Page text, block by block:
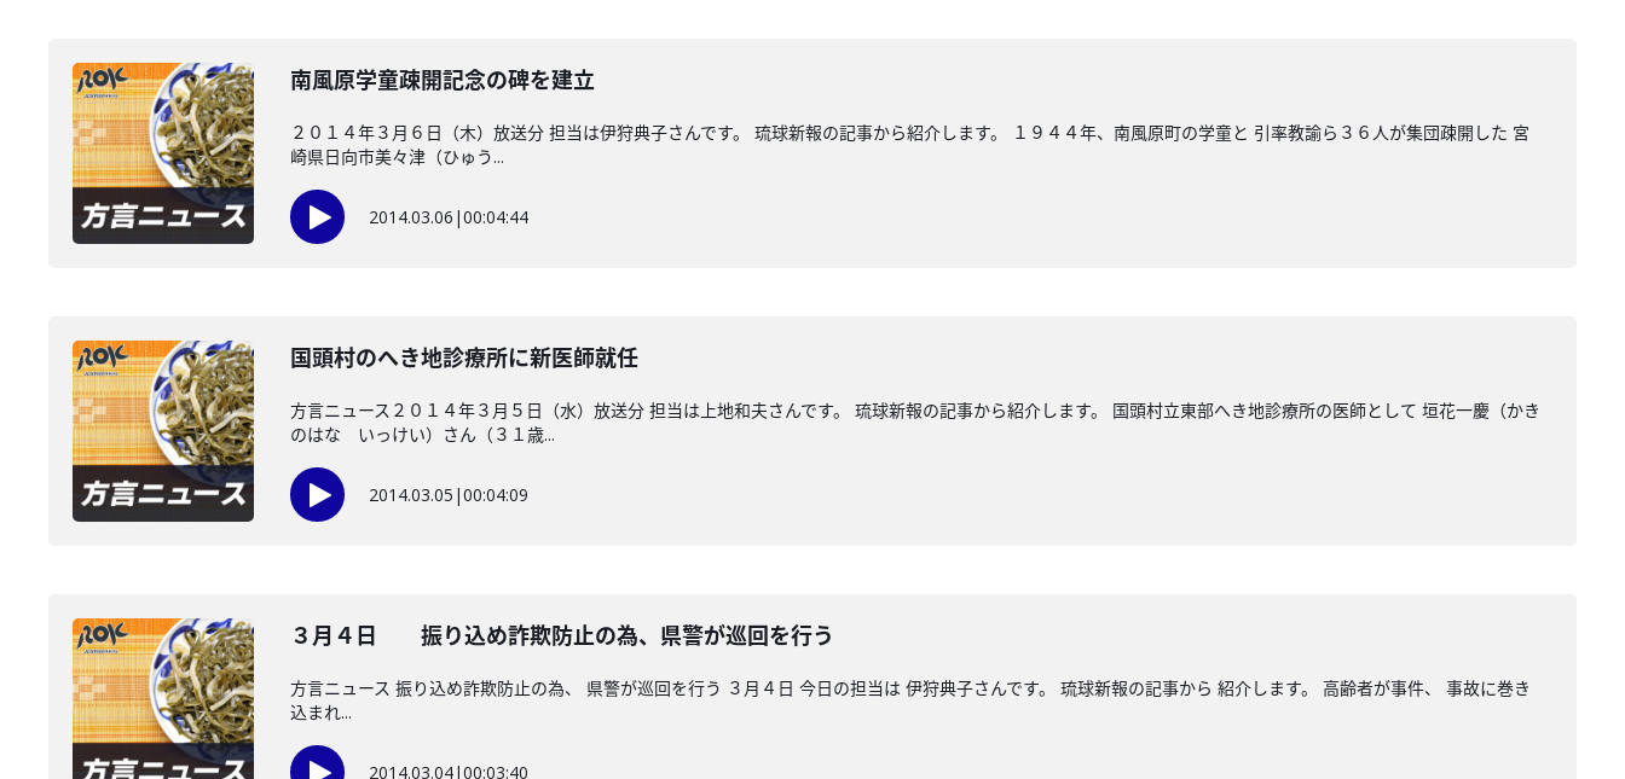
南風原学童疎開記念の碑を建立
２０１４年３月６日（木）放送分 担当は伊狩典子さんです。 琉球新報の記事から紹介します。 １９４４年、南風原町の学童と 引率教諭ら３６人が集団疎開した 宮
崎県日向市美々津（ひゅう...
2014.03.06 |00:04:44
国頭村のへき地診療所に新医師就任
方言ニュース２０１４年３月５日（水）放送分 担当は上地和夫さんです。 琉球新報の記事から紹介します。 国頭村立東部へき地診療所の医師として 垣花一慶（かき
のはな いっけい）さん（３１歳...
2014.03.05 |00:04:09
３月４日 振り込め詐欺防止の為、県警が巡回を行う
方言ニュース 振り込め詐欺防止の為、 県警が巡回を行う ３月４日 今日の担当は 伊狩典子さんです。 琉球新報の記事から 紹介します。 高齢者が事件、 事故に巻き
込まれ...
2014.03.04|00:03:40